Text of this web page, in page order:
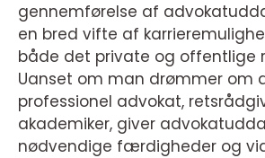
gennemførelse af
en bred vifte af
både det private og offentlige
Uanset om man drømmer om
professionel advokat,
akademiker, giver
nødvendige færdigheder og